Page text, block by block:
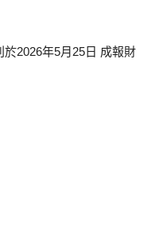
2026年5月25日 成報財